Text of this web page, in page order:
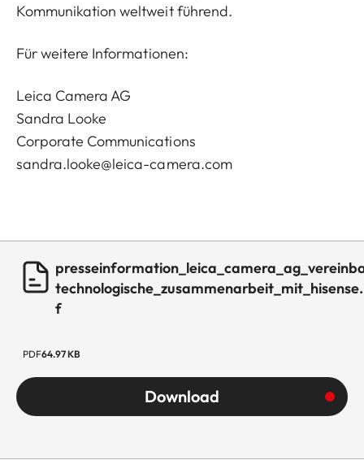
Kommunikation weltweit führend.
Für weitere Informationen:
Leica Camera AG
Sandra Looke
Corporate Communications
sandra.looke@leica-camera.com
f
PDF64.97 KB
Download